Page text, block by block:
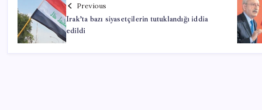
Previous
Irak’ta bazı siyasetçilerin tutuklandığı iddia
edildi